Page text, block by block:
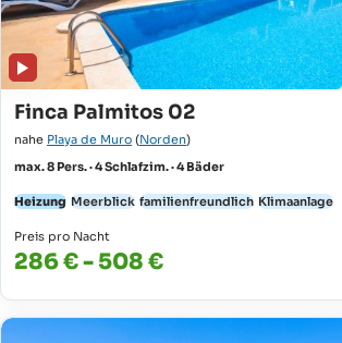
Finca Palmitos 02
nahe Playa de Muro (Norden)
max. 8 Pers. · 4 Schlafzim. · 4 Bäder
Heizung Meerblick familienfreundlich Klimaanlage
Preis pro Nacht
286 € - 508 €